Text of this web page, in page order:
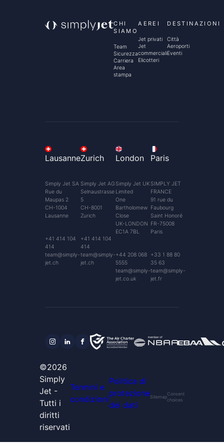
CHI
SIAMO
Team
Sicurezza
Carriera
Area
stampa
AEREI
Jet privati
Jet
commerciali
Elicotteri
DESTINAZIONI
Città
Aeroporti
Eventi
Lausanne
Simply Jet SA
Rue du
Maupas 2
CH-1004
Lausanne
+41 414 104
414
team@simply-
jet.ch
Zurich
Simply Jet AG
Selnaustrasse
5
CH-8001
Zurich
+41 414 104
414
team@simply-
jet.ch
London
Simply Jet UK
Limited
One
Bartholomew
Close
UK-LONDON
EC1A 7BL
+44 208 068
5555
team@simply-
jet.co.uk
Paris
SIMPLY JET
FRANCE
91 rue du
Faubourg
Saint Honoré
FR-75008
Paris
+33 1 88 80
35 63
team@simply-
jet.fr
©2026
Simply
Jet -
Tutti i
diritti
riservati
Termini e
condizioni
Politica di
protezione
dei dati
Sitemap
Consent
choices